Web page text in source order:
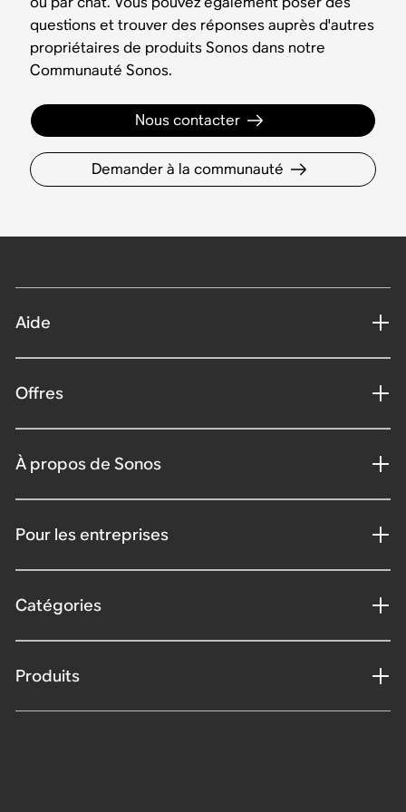
questions et trouver des réponses auprès d'autres
propriétaires de produits Sonos dans notre
Communauté Sonos.
Nous contacter
Demander à la communauté
Aide
Offres
À propos de Sonos
Pour les entreprises
Catégories
Produits